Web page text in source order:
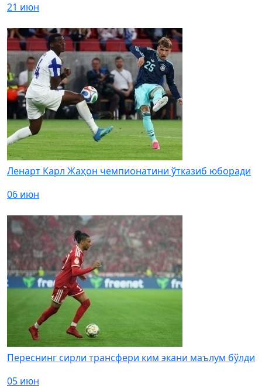
21 июн
Ленарт Карл Жаҳон чемпионатини ўтказиб юборади
06 июн
Переснинг сирли трансфери ким экани маълум бўлди
05 июн